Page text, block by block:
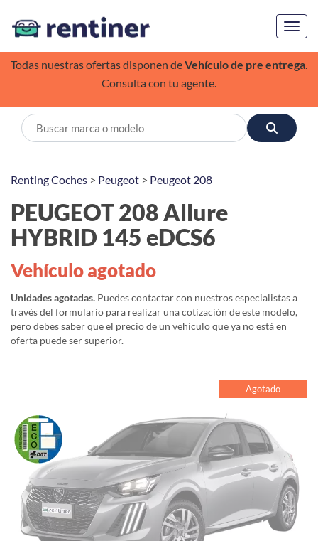
Todas nuestras ofertas disponen deVehículo de pre entrega.
Consulta con tu agente.
Renting Coches > Peugeot > Peugeot 208
PEUGEOT 208 Allure
HYBRID 145 eDCS6
Vehículo agotado
Unidades agotadas. Puedes contactar con nuestros especialistas a
través del formulario para realizar una cotización de este modelo,
pero debes saber que el precio de un vehículo que ya no está en
oferta puede ser superior.
Agotado